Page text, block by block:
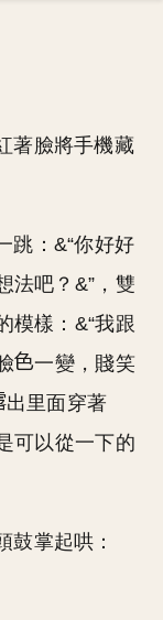
著臉將手機藏
跳：&“你好好
法吧？&”，雙
模樣：&“我跟
一變，賤笑
出里面穿著
可以從一下的
鼓掌起哄：